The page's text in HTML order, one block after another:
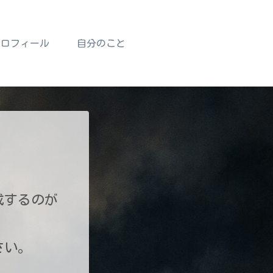
フィール 自分のこと
するのが
。